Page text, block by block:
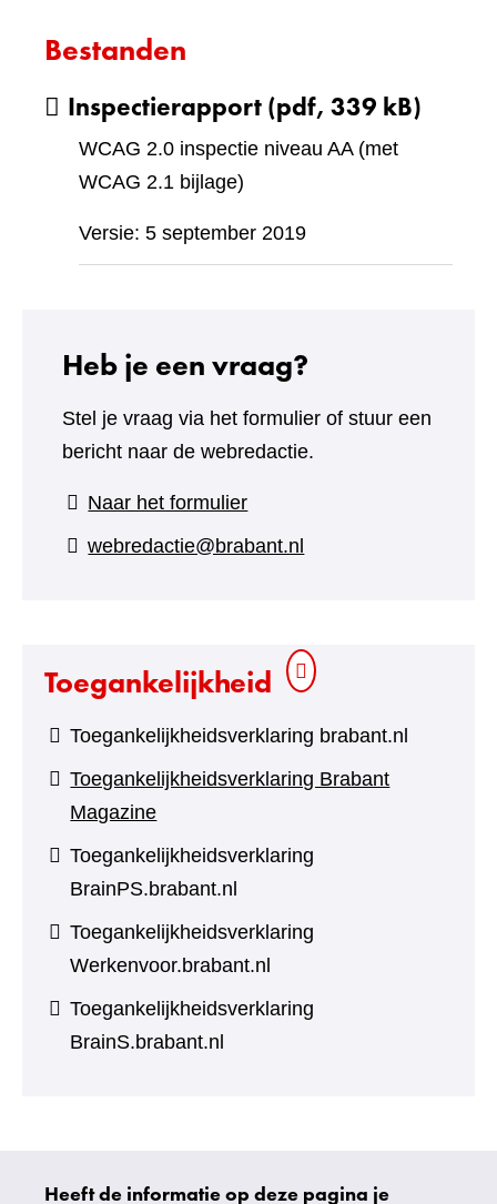
Bestanden
Inspectierapport(pdf, 339 kB)
WCAG 2.0 inspectie niveau AA (met
WCAG 2.1 bijlage)
Versie: 5 september 2019
Heb je een vraag?
Stel je vraag via het formulier of stuur een
bericht naar de webredactie.
Naar het formulier(verwijst
naar
webredactie@brabant.nl
Toegankelijkheid
Toegankelijkheidsverklaring brabant.nl
Toegankelijkheidsverklaring Brabant
Magazine
Toegankelijkheidsverklaring
BrainPS.brabant.nl
Toegankelijkheidsverklaring
Werkenvoor.brabant.nl
Toegankelijkheidsverklaring
BrainS.brabant.nl
Uw
Heeft de informatie op deze pagina je